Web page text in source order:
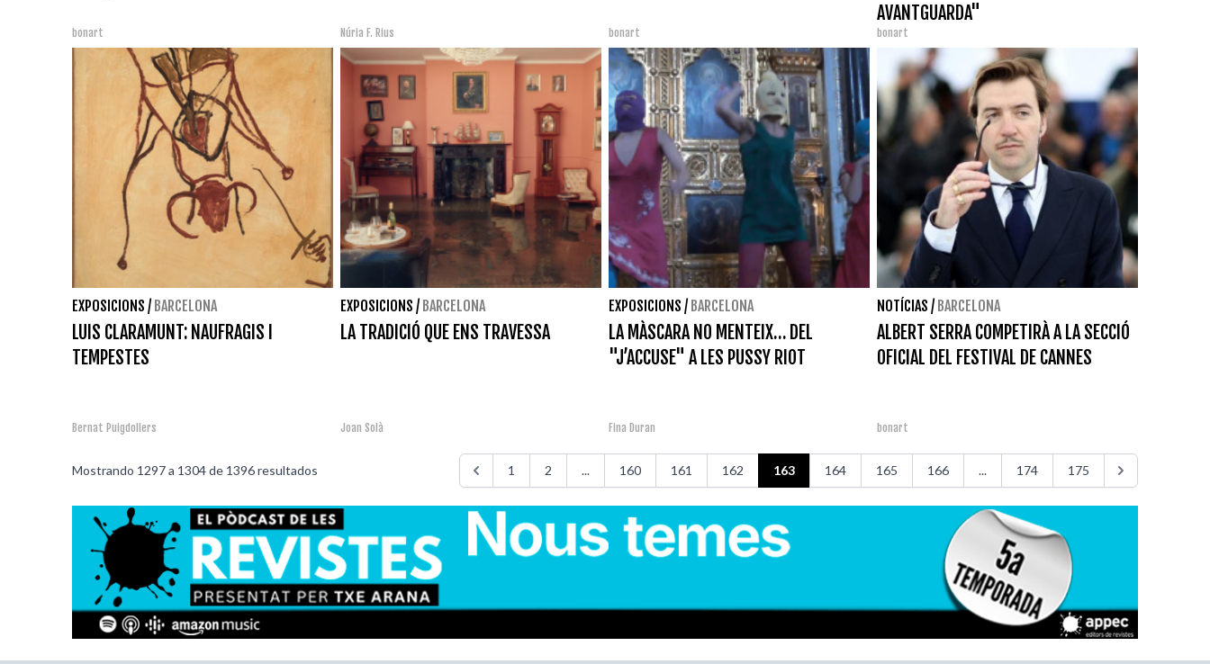
bonart Núria F. Rius bonart
AVANTGUARDA"
bonart
EXPOSICIONS / BARCELONA
LUIS CLARAMUNT: NAUFRAGIS I
TEMPESTES
Bernat Puigdollers
EXPOSICIONS / BARCELONA
LA TRADICIÓ QUE ENS TRAVESSA
Joan Solà
EXPOSICIONS / BARCELONA
LA MÀSCARA NO MENTEIX… DEL
"J’ACCUSE" A LES PUSSY RIOT
Fina Duran
NOTÍCIAS / BARCELONA
ALBERT SERRA COMPETIRÀ A LA SECCIÓ
OFICIAL DEL FESTIVAL DE CANNES
bonart
Mostrando 1297a 1304de 1396resultados 1 2 ... 160 161 162 163 164 165 166 ... 174 175